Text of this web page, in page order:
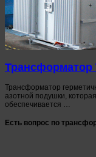
Трансформатор
Трансформатор
азотной подушки,
обеспечивается …
Есть вопрос по